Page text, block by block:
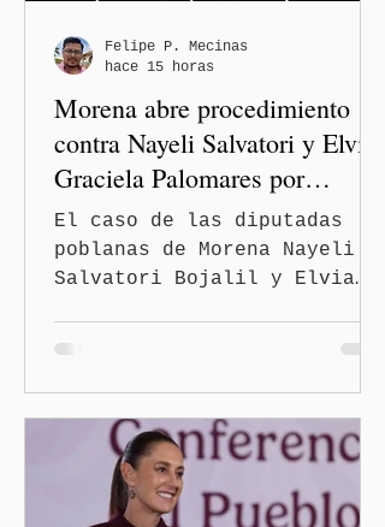
condiciones de seguridad de
las familias poblanas, en e
Morena abre procedimiento
contra Nayeli Salvatori y Elvia
Graciela Palomares por
discriminación y burlas
El caso de las diputadas
poblanas de Morena Nayeli
Salvatori Bojalil y Elvia
partido. La Comisión
Nacional de Honestidad y
Justicia (CNHJ) de Morena
inició formalmente un
procedimiento sancionador
Felipe P. Mecinas
hace 15 horas